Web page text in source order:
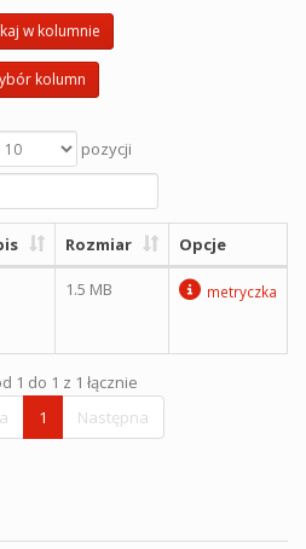
w kolumnie
kolumn
pozycji
Rozmiar Opcje
1.5 MB metryczka
1 do 1 z 1 łącznie
1 Następna